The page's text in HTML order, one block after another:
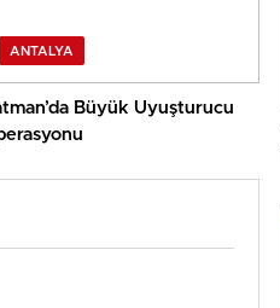
ANTALYA
Büyük Uyuşturucu